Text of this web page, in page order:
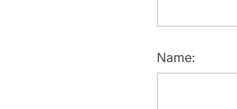
Name: